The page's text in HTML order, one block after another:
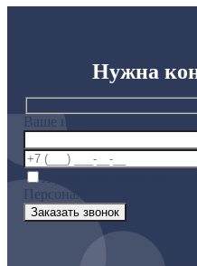
Нужна
Ваше имя
Я даю свое согласие на
Персональных данных